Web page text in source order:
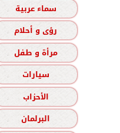
سماء عربية
رؤى و أحلام
مرأة و طفل
سيارات
الأحزاب
البرلمان